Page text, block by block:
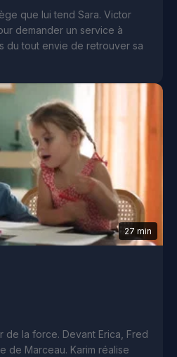
que lui tend Sara. Victor
demander un service à
du tout envie de retrouver sa
27 min
de la force. Devant Erica, Fred
de Marceau. Karim réalise